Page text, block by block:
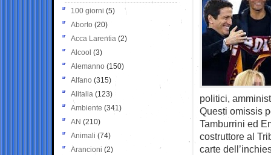
politici,
Questi omissis
Tamburrini ed
costruttore al
carte
100 giorni (5)
Aborto (20)
Acca Larentia (2)
Alcool (3)
Alemanno (150)
Alfano (315)
Alitalia (123)
Ambiente (341)
AN (210)
Animali (74)
Arancioni (2)